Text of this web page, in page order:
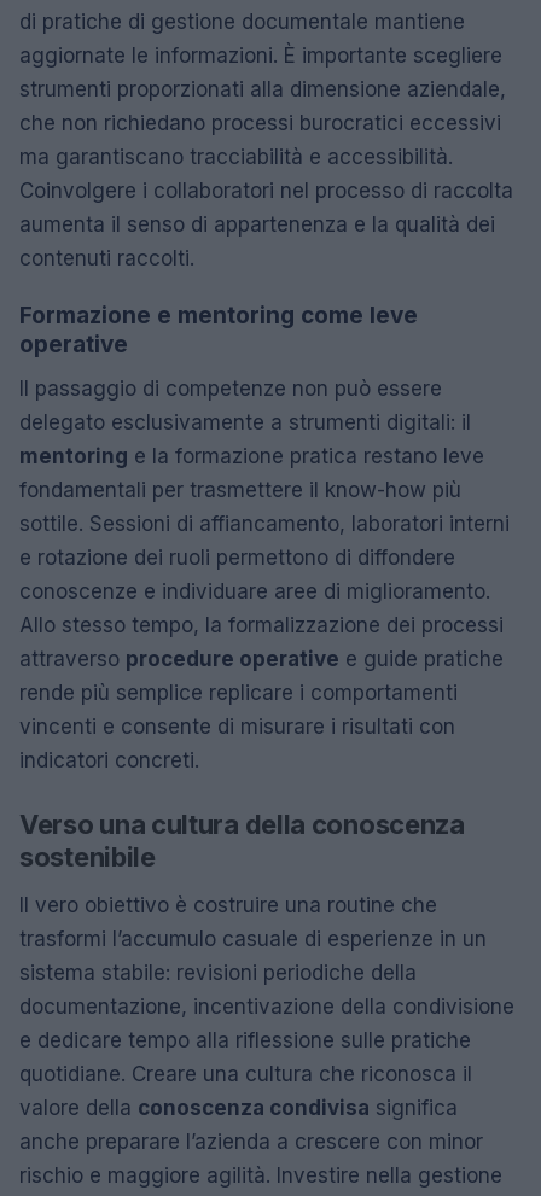
di pratiche di gestione documentale mantiene
aggiornate le informazioni. È importante scegliere
strumenti proporzionati alla dimensione aziendale,
che non richiedano processi burocratici eccessivi
ma garantiscano tracciabilità e accessibilità.
Coinvolgere i collaboratori nel processo di raccolta
aumenta il senso di appartenenza e la qualità dei
contenuti raccolti.
Formazione e mentoring come leve
operative
Il passaggio di competenze non può essere
delegato esclusivamente a strumenti digitali: il
mentoring e la formazione pratica restano leve
fondamentali per trasmettere il know-how più
sottile. Sessioni di affiancamento, laboratori interni
e rotazione dei ruoli permettono di diffondere
conoscenze e individuare aree di miglioramento.
Allo stesso tempo, la formalizzazione dei processi
attraverso procedure operative e guide pratiche
rende più semplice replicare i comportamenti
vincenti e consente di misurare i risultati con
indicatori concreti.
Verso una cultura della conoscenza
sostenibile
Il vero obiettivo è costruire una routine che
trasformi l’accumulo casuale di esperienze in un
sistema stabile: revisioni periodiche della
documentazione, incentivazione della condivisione
e dedicare tempo alla riflessione sulle pratiche
quotidiane. Creare una cultura che riconosca il
valore della conoscenza condivisa significa
anche preparare l’azienda a crescere con minor
rischio e maggiore agilità. Investire nella gestione